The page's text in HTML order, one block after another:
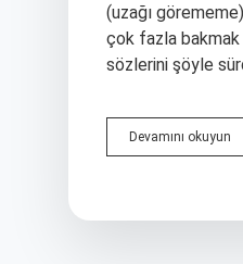
(uzağı
çok fazla bakmak
sözlerini şöyle
Devamını okuyun